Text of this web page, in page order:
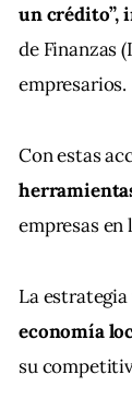
un crédito”,
de Finanzas
empresarios.
Con estas
empresas en
La
economía
su